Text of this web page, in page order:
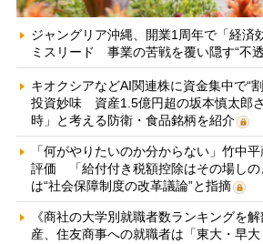
ジャングリア沖縄、開業1周年で「経済
ミスリード 事業の苦戦を覆い隠す“不
キオクシアなどAI関連株に資金集中で“
投資妙味 資産1.5億円超の坂本慎太郎
時」と考える防衛・食品銘柄を紹介
「何がやりたいのか分からない」竹中
評価 「給付付き税額控除はその場しの
は“社会保障制度の改革議論”と指摘
《商社の大学別就職者数ランキングを
産、住友商事への就職者は「東大・早